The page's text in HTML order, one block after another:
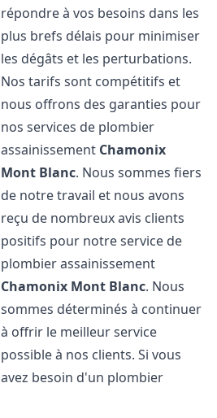
répondre à vos besoins dans les
plus brefs délais pour minimiser
les dégâts et les perturbations.
Nos tarifs sont compétitifs et
nous offrons des garanties pour
nos services de plombier
assainissement Chamonix
Mont Blanc. Nous sommes fiers
de notre travail et nous avons
reçu de nombreux avis clients
positifs pour notre service de
plombier assainissement
Chamonix Mont Blanc. Nous
sommes déterminés à continuer
à offrir le meilleur service
possible à nos clients. Si vous
avez besoin d'un plombier